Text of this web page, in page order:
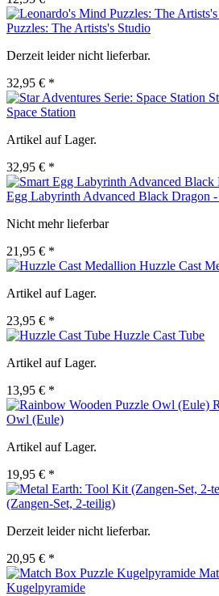
Puzzles: The Artists's Studio
Derzeit leider nicht lieferbar.
32,95 € *
Space Station
Artikel auf Lager.
32,95 € *
Egg Labyrinth Advanced Black Dragon -
Nicht mehr lieferbar
21,95 € *
Huzzle Cast
Artikel auf Lager.
23,95 € *
Huzzle Cast Tube
Artikel auf Lager.
13,95 € *
Owl (Eule)
Artikel auf Lager.
19,95 € *
(Zangen-Set, 2-teilig)
Derzeit leider nicht lieferbar.
20,95 € *
Kugelpyramide